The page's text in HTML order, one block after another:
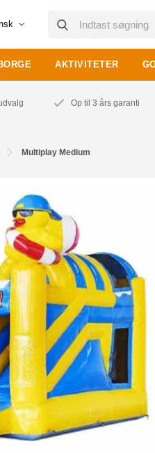
AKTIVITETER
Op til 3 års garanti
Multiplay Medium